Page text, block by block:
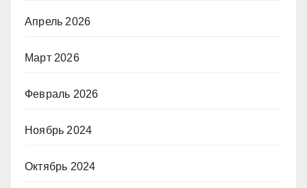
Апрель 2026
Март 2026
Февраль 2026
Ноябрь 2024
Октябрь 2024